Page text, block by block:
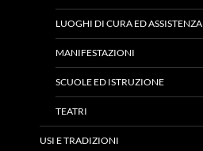
LUOGHI DI CURA ED ASSISTENZA
MANIFESTAZIONI
SCUOLE ED ISTRUZIONE
TEATRI
USI E TRADIZIONI